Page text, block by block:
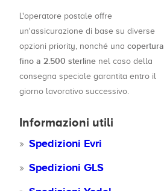
L'operatore postale offre
un'assicurazione di base su diverse
opzioni priority, nonché una copertura
fino a 2.500 sterline nel caso della
consegna speciale garantita entro il
giorno lavorativo successivo.
Informazioni utili
Spedizioni Evri
Spedizioni GLS